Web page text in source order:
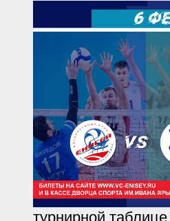
турнирной